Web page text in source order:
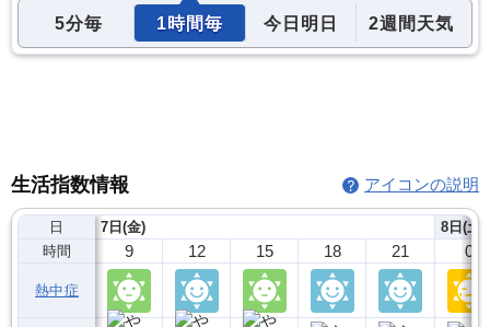
5分毎 1時間毎 今日明日 2週間天気
生活指数情報 アイコンの説明
日
時間
熱中症
7日(金)
9 12 15 18 21
8日(土)
0